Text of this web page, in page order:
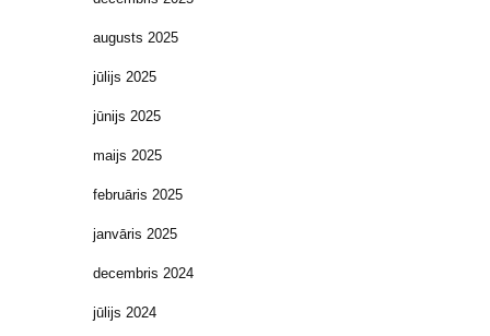
augusts 2025
jūlijs 2025
jūnijs 2025
maijs 2025
februāris 2025
janvāris 2025
decembris 2024
jūlijs 2024